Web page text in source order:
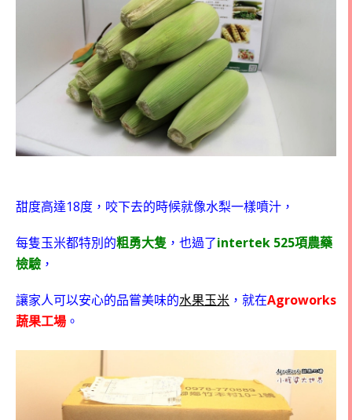
甜度高達18度，咬下去的時候就像水梨一樣噴汁，
每隻玉米都特別的粗勇大隻 ，也過了intertek 525項農藥
檢驗 ，
讓家人可以安心的品嘗美味的水果玉米 ，就在Agroworks
蔬果工場 。